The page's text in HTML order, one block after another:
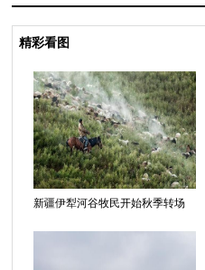
精彩看图
新疆伊犁河谷牧民开始秋季转场